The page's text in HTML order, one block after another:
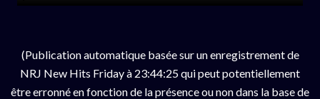
(Publication automatique basée sur un enregistrement de
NRJ New Hits Friday à 23:44:25 qui peut potentiellement
être erronné en fonction de la présence ou non dans la base de